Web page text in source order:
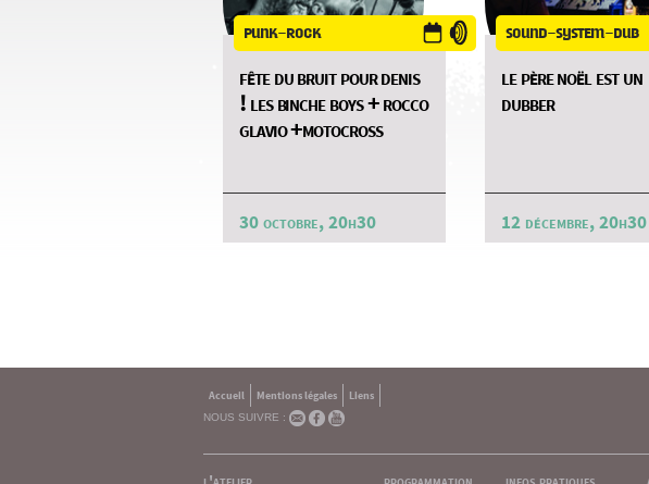
punk-rock
fête du bruit pour denis
! les binche boys + rocco
glavio +motocross
30 octobre, 20h30
sound-system-dub
le père noël est un
dubber
12 décembre, 20h30
Accueil Mentions légales
Liens
NOUS SUIVRE :
l'atelier programmation infos pratiques